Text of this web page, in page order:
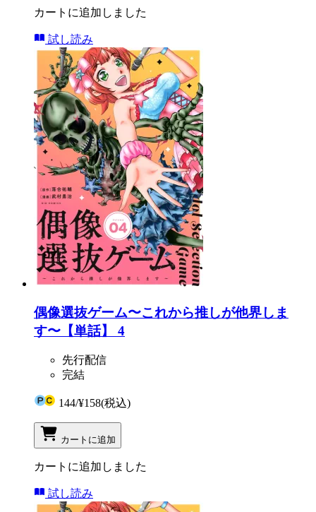
カートに追加しました
試し読み
偶像選抜ゲーム〜これから推しが他界しま
す〜【単話】 4
先行配信
完結
144/¥158(税込)
カートに追加
カートに追加しました
試し読み